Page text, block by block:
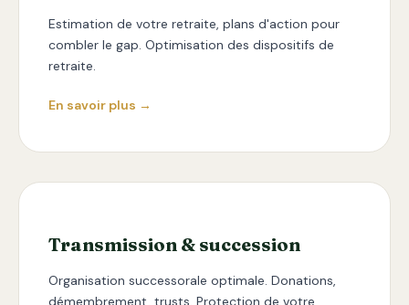
Estimation de votre retraite, plans d'action pour
combler le gap. Optimisation des dispositifs de
retraite.
En savoir plus →
Transmission & succession
Organisation successorale optimale. Donations,
démembrement, trusts. Protection de votre